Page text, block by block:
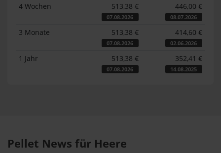
4 Wochen
513,38 €
07.08.2026
446,00 €
08.07.2026
3 Monate 513,38 €
07.08.2026
414,60 €
02.06.2026
1 Jahr 513,38 €
07.08.2026
352,41 €
14.08.2025
Pellet News für Heere